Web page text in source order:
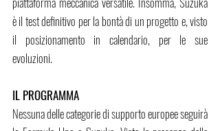
è il test definitivo per la bontà di un progetto e, visto
il posizionamento in calendario, per le sue
evoluzioni.
IL PROGRAMMA
Nessuna delle categorie di supporto europee seguirà